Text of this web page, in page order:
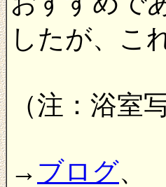
したが、こ
（注：浴室
→ ブログ、